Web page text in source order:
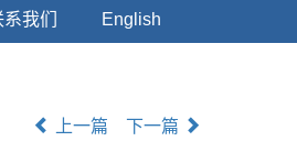
我们 English
上一篇 下一篇